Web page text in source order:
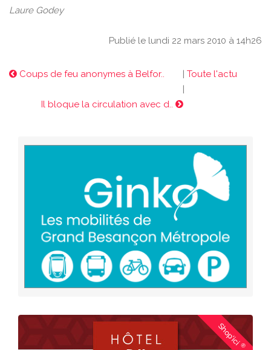
Laure Godey
Publié le lundi 22 mars 2010 à 14h26
Coups de feu anonymes à Belfor.. | Toute l'actu
|
Il bloque la circulation avec d..
Shop'ici®